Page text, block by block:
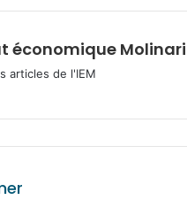
économique Molinari
articles de l'IEM